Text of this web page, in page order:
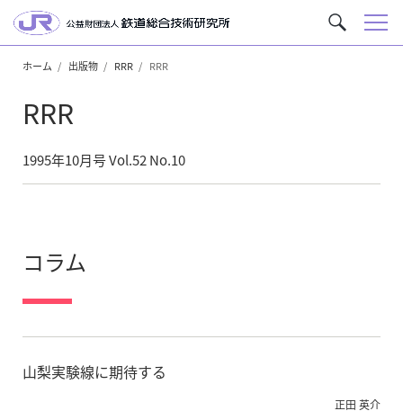
サ
イ
メ
ホーム 出版物 RRR RRR
RRR
1995年10月号 Vol.52 No.10
コラム
山梨実験線に期待する
正田 英介